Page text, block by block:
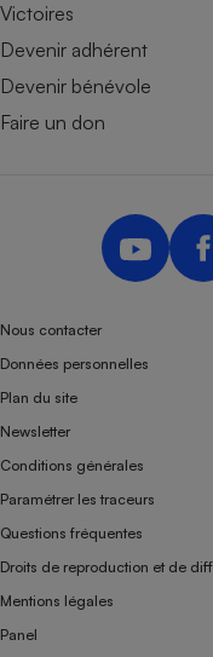
Victoires
Devenir adhérent
Devenir bénévole
Faire un don
Nous contacter
Données personnelles
Plan du site
Newsletter
Conditions générales
Paramétrer les traceurs
Questions fréquentes
Droits de reproduction et de
Mentions légales
Panel